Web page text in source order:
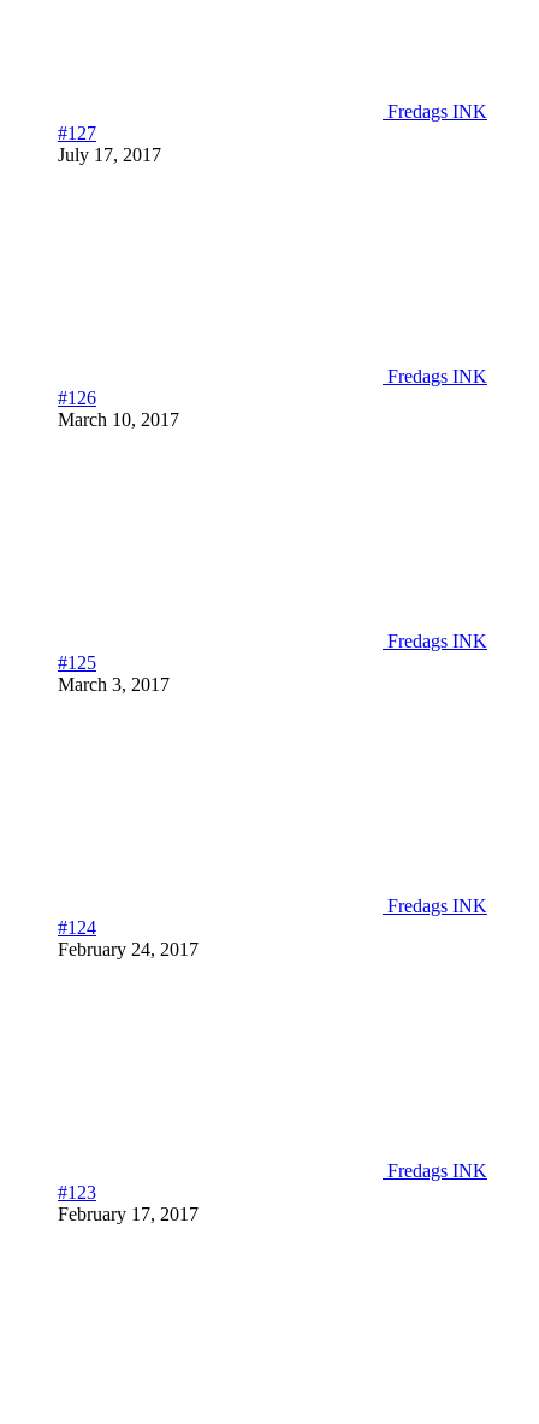
Fredags INK
#127
July 17, 2017
Fredags INK
#126
March 10, 2017
Fredags INK
#125
March 3, 2017
Fredags INK
#124
February 24, 2017
Fredags INK
#123
February 17, 2017